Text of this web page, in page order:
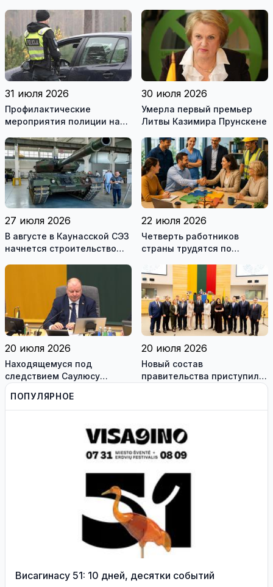
рекомендуемой
литературы
31 июля 2026
Профилактические
мероприятия полиции на
30 июля 2026
Умерла первый премьер
Литвы Казимира Прунскене
27 июля 2026
В августе в Каунасской СЭЗ
начнется строительство
22 июля 2026
Четверть работников
страны трудятся по
это выгодно и
сотрудникам, и
работодателям
20 июля 2026
Находящемуся под
следствием Саулюсу
Сквернялису временно
разрешили выехать за
границу
20 июля 2026
Новый состав
правительства приступил к
ПОПУЛЯРНОЕ
Висагинасу 51: 10 дней, десятки событий